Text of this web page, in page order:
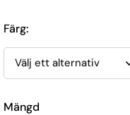
Färg:
Mängd